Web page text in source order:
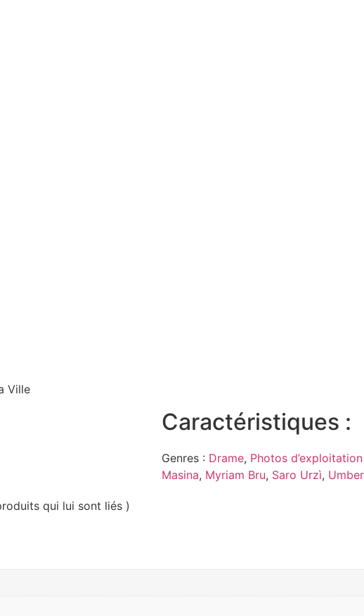
Ville
Caractéristiques :
Genres : Drame, Photos d’exploitation
Masina, Myriam Bru, Saro Urzì,
qui lui sont liés )